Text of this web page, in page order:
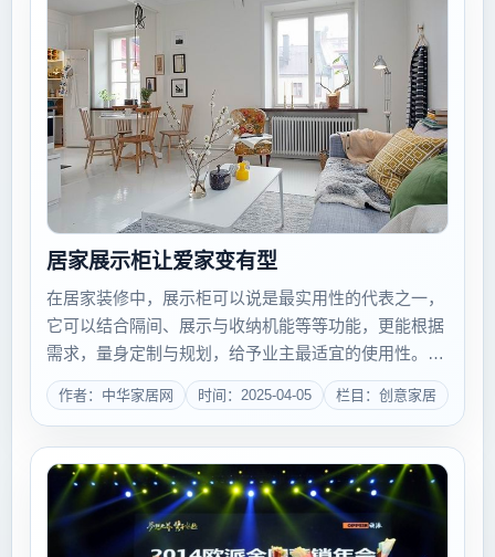
居家展示柜让爱家变有型
在居家装修中，展示柜可以说是最实用性的代表之一，
它可以结合隔间、展示与收纳机能等等功能，更能根据
需求，量身定制与规划，给予业主最适宜的使用性。展
示柜不仅在展示柜子的珍藏品，它同时也能作为视觉的
焦点，只要运用下面几个小步骤，就能将展示柜成为空
作者：中华家居网 时间：2025-04-05 栏目：创意家居